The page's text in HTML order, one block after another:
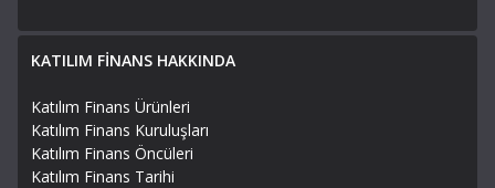
KATILIM FİNANS HAKKINDA
Katılım Finans Ürünleri
Katılım Finans Kuruluşları
Katılım Finans Öncüleri
Katılım Finans Tarihi